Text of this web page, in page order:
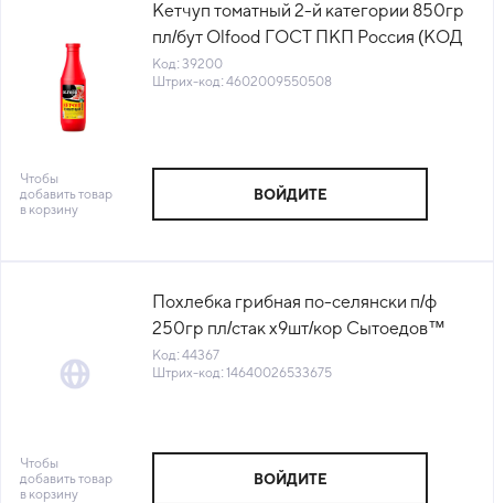
Кетчуп томатный 2-й категории 850гр
пл/бут Olfood ГОСТ ПКП Россия (КОД
39200) (+18°С)
Код: 39200
Штрих-код: 4602009550508
Чтобы
добавить товар
в корзину
ВОЙДИТЕ
Похлебка грибная по-селянски п/ф
250гр пл/стак х9шт/кор Сытоедов™
ТПК Вилон (КОР) (КОД 44367) (-18°С)
Код: 44367
Штрих-код: 14640026533675
Чтобы
добавить товар
в корзину
ВОЙДИТЕ